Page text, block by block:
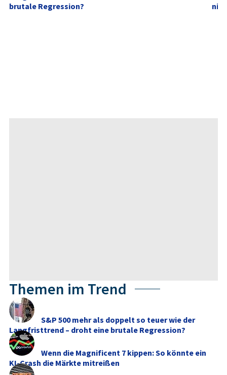
brutale Regression?
Themen im Trend
S&P 500 mehr als doppelt so teuer wie der
Langfristtrend – droht eine brutale Regression?
Wenn die Magnificent 7 kippen: So könnte ein
KI-Crash die Märkte mitreißen